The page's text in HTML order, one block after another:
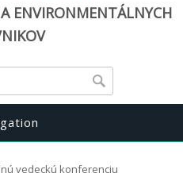
ENVIRONMENTÁLNYCH
vedeckú konferenciu